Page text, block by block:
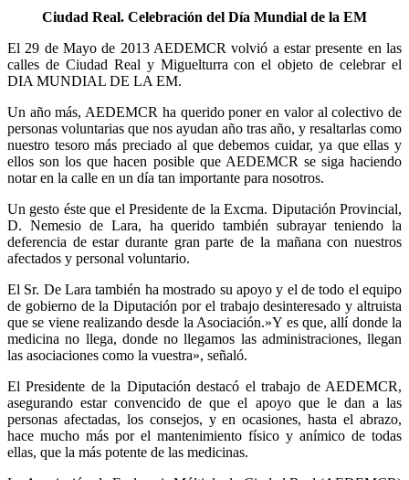
Ciudad Real. Celebración del Día Mundial de la EM
El 29 de Mayo de 2013 AEDEMCR volvió a estar presente en las
calles de Ciudad Real y Miguelturra con el objeto de celebrar el
DIA MUNDIAL DE LA EM.
Un año más, AEDEMCR ha querido poner en valor al colectivo de
personas voluntarias que nos ayudan año tras año, y resaltarlas como
nuestro tesoro más preciado al que debemos cuidar, ya que ellas y
ellos son los que hacen posible que AEDEMCR se siga haciendo
notar en la calle en un día tan importante para nosotros.
Un gesto éste que el Presidente de la Excma. Diputación Provincial,
D. Nemesio de Lara, ha querido también subrayar teniendo la
deferencia de estar durante gran parte de la mañana con nuestros
afectados y personal voluntario.
El Sr. De Lara también ha mostrado su apoyo y el de todo el equipo
de gobierno de la Diputación por el trabajo desinteresado y altruista
que se viene realizando desde la Asociación.»Y es que, allí donde la
medicina no llega, donde no llegamos las administraciones, llegan
las asociaciones como la vuestra», señaló.
El Presidente de la Diputación destacó el trabajo de AEDEMCR,
asegurando estar convencido de que el apoyo que le dan a las
personas afectadas, los consejos, y en ocasiones, hasta el abrazo,
hace mucho más por el mantenimiento físico y anímico de todas
ellas, que la más potente de las medicinas.